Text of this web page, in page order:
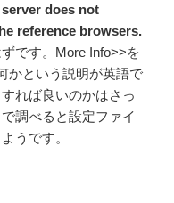
server does not
reference browsers.
です。More Info>>を
かという説明が英語で
れば良いのかはさっ
調べると設定ファイ
うです。